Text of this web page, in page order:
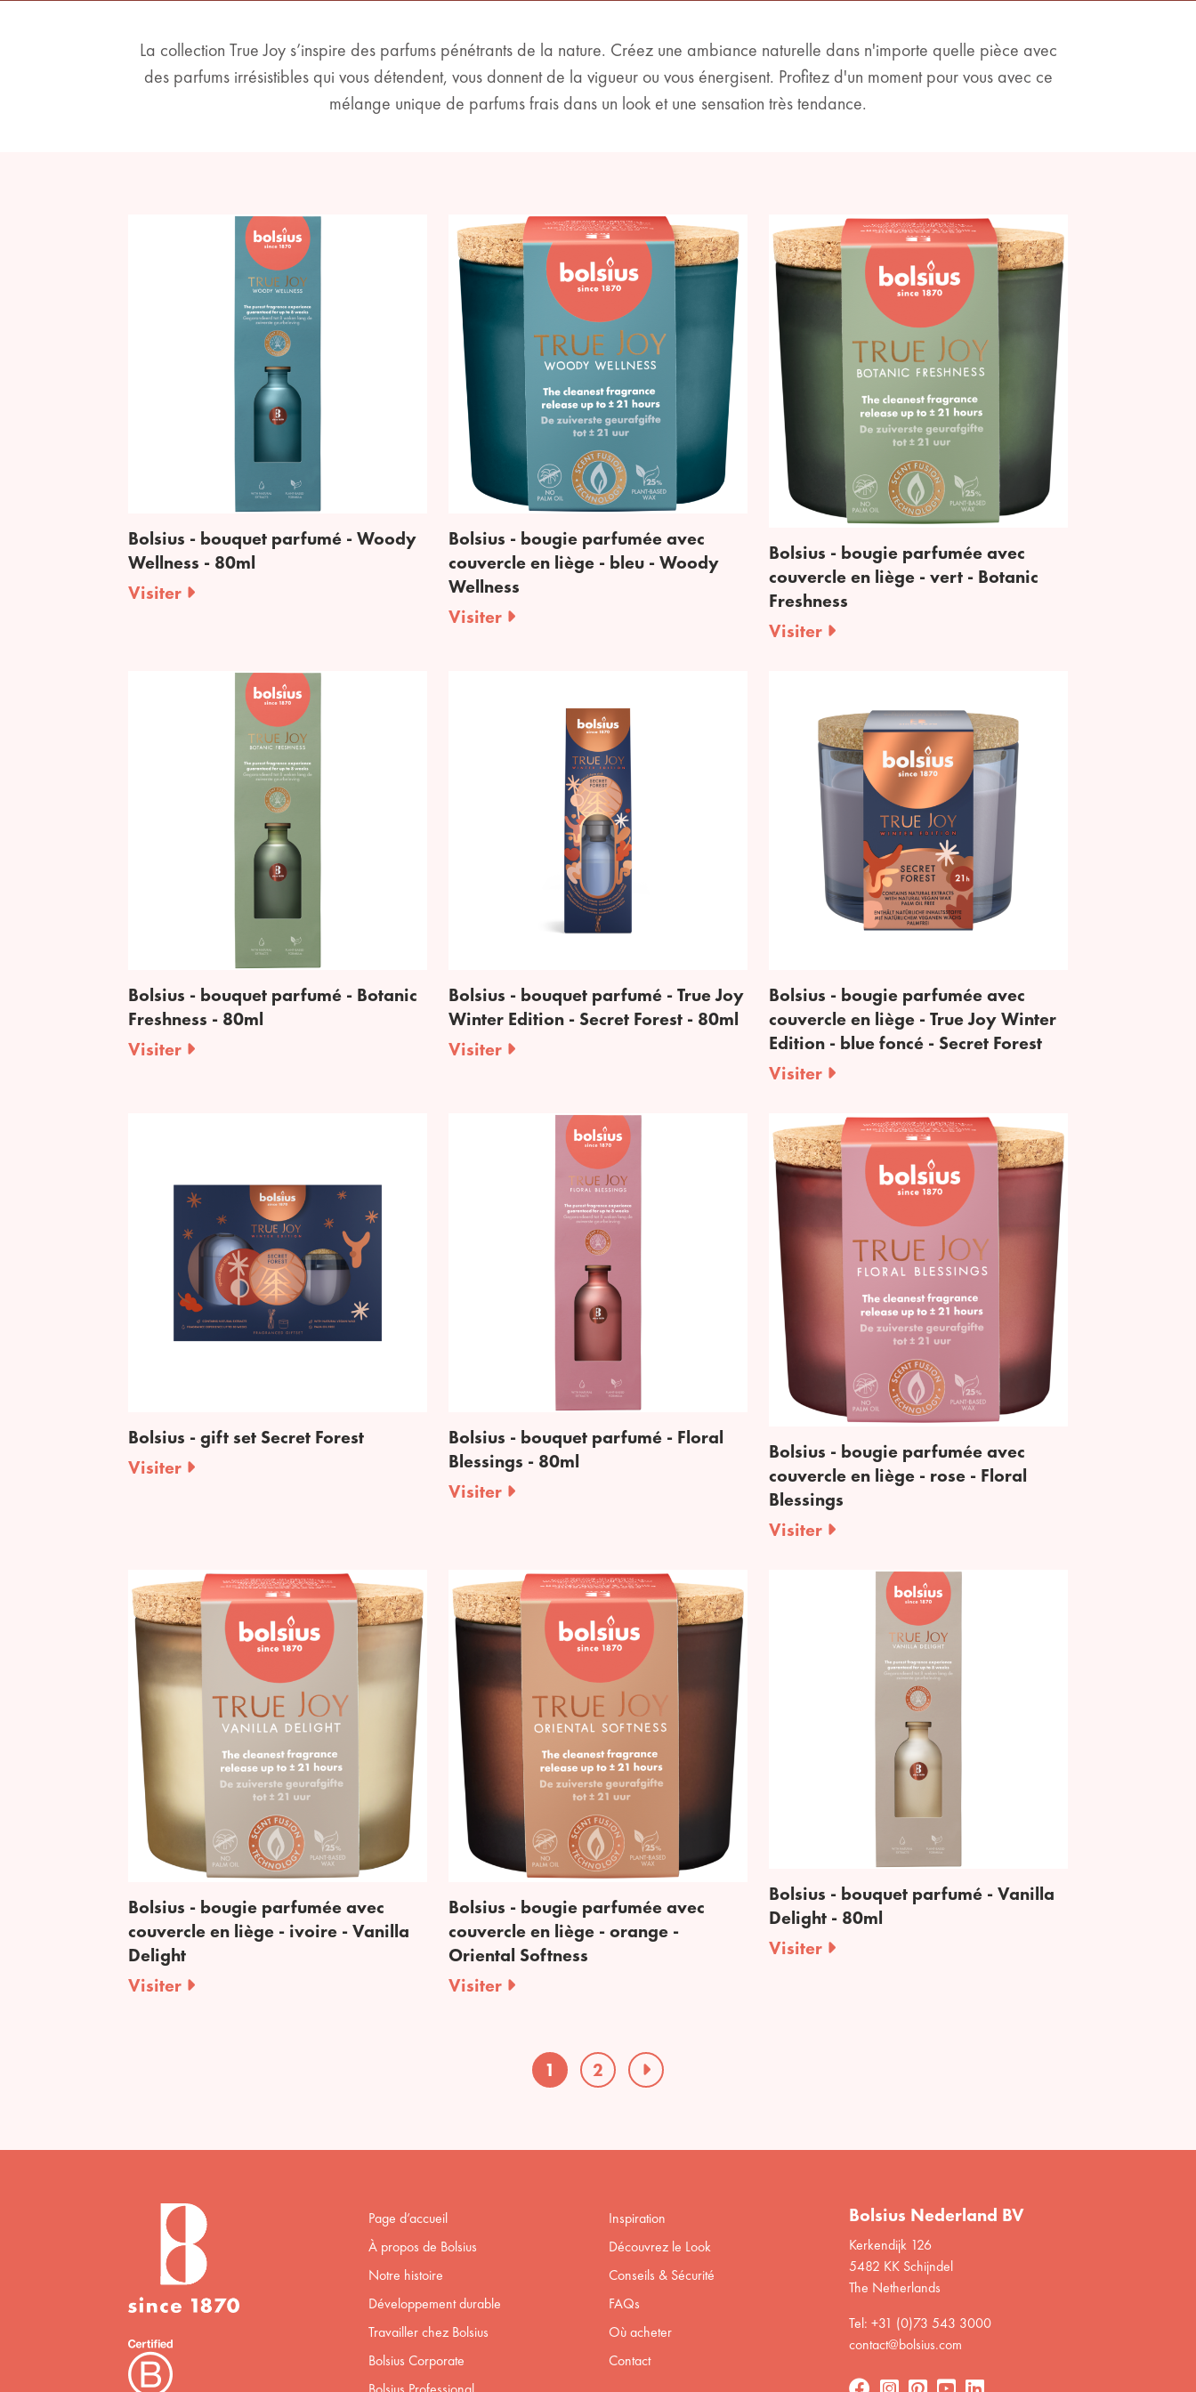
La collection True Joy s’inspire des parfums pénétrants de la nature. Créez une ambiance naturelle dans n'importe quelle pièce avec
des parfums irrésistibles qui vous détendent, vous donnent de la vigueur ou vous énergisent. Profitez d'un moment pour vous avec ce
mélange unique de parfums frais dans un look et une sensation très tendance.
Bolsius - bouquet parfumé - Woody
Wellness - 80ml
Visiter
Bolsius - bougie parfumée avec
couvercle en liège - bleu - Woody
Wellness
Visiter
Bolsius - bougie parfumée avec
couvercle en liège - vert - Botanic
Freshness
Visiter
Bolsius - bouquet parfumé - Botanic
Freshness - 80ml
Visiter
Bolsius - bouquet parfumé - True Joy
Winter Edition - Secret Forest - 80ml
Visiter
Bolsius - bougie parfumée avec
couvercle en liège - True Joy Winter
Edition - blue foncé - Secret Forest
Visiter
Bolsius - gift set Secret Forest
Visiter
Bolsius - bouquet parfumé - Floral
Blessings - 80ml
Visiter
Bolsius - bougie parfumée avec
couvercle en liège - rose - Floral
Blessings
Visiter
Bolsius - bougie parfumée avec
couvercle en liège - ivoire - Vanilla
Delight
Visiter
Bolsius - bougie parfumée avec
couvercle en liège - orange -
Oriental Softness
Visiter
Bolsius - bouquet parfumé - Vanilla
Delight - 80ml
Visiter
1 2
Page d’accueil
À propos de Bolsius
Notre histoire
Développement durable
Travailler chez Bolsius
Bolsius Corporate
Inspiration
Découvrez le Look
Conseils & Sécurité
FAQs
Où acheter
Contact
Bolsius Nederland BV
Kerkendijk 126
5482 KK Schijndel
The Netherlands
Tel: +31 (0)73 543 3000
contact@bolsius.com